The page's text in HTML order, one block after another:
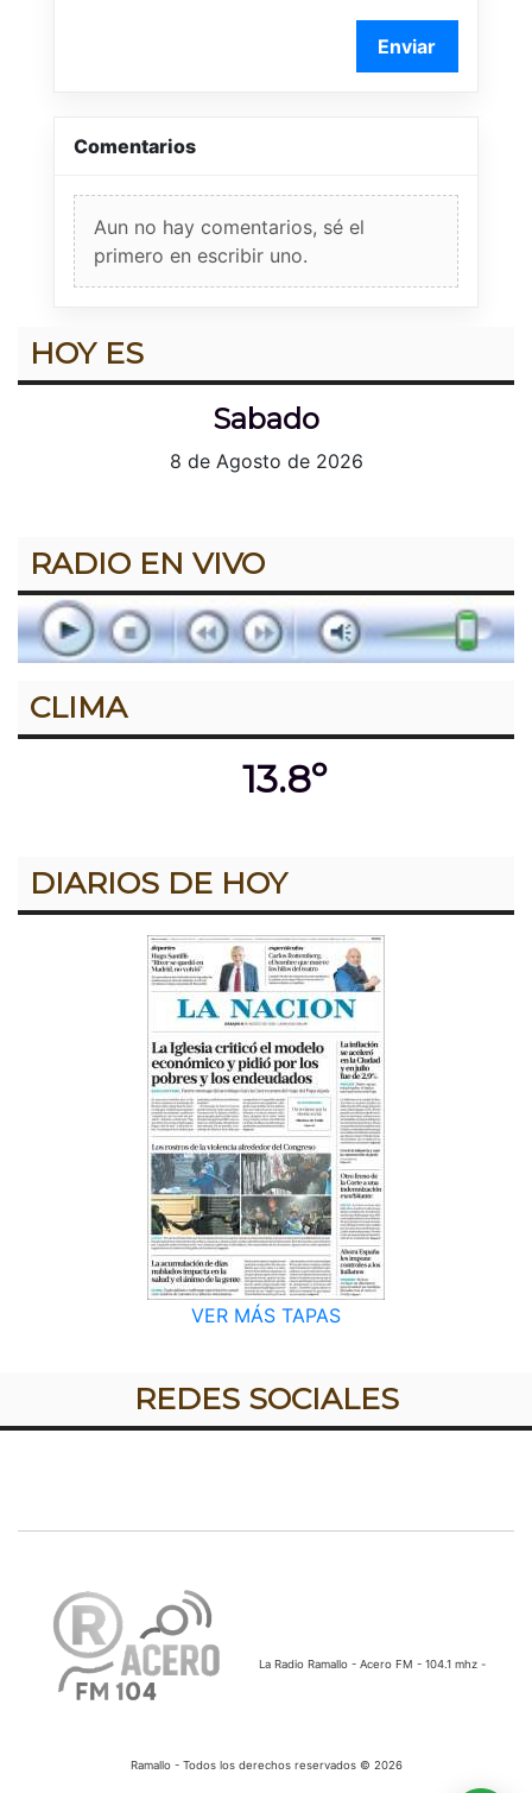
Enviar
Comentarios
Aun no hay comentarios, sé el
primero en escribir uno.
HOY ES
Sabado
8 de Agosto de 2026
RADIO EN VIVO
CLIMA
13.8º
DIARIOS DE HOY
VER MÁS TAPAS
REDES SOCIALES
La Radio Ramallo - Acero FM - 104.1 mhz -
Ramallo - Todos los derechos reservados © 2026